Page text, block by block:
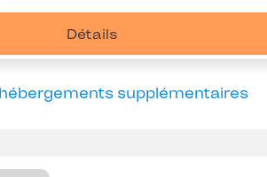
Détails
supplémentaires